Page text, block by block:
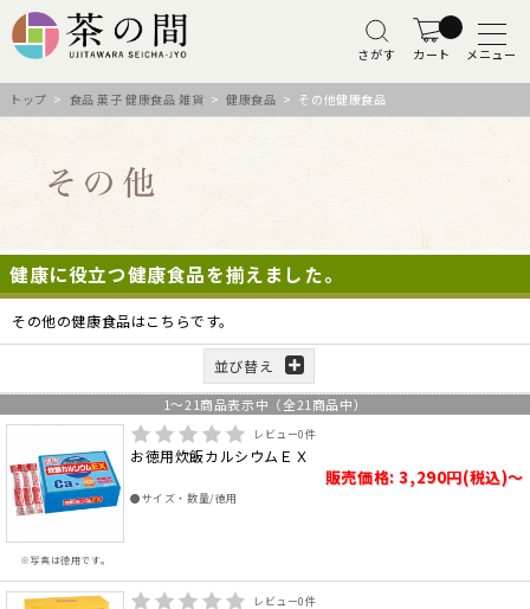
さがす カート メニュー
トップ > 食品 菓子 健康食品 雑貨 >健康食品 > その他健康食品
健康に役立つ健康食品を揃えました。
その他の健康食品はこちらです。
並び替え
1～21商品表示中（全21商品中）
※写真は徳用です。
レビュー0件
お徳用炊飯カルシウムＥＸ
販売価格: 3,290円(税込)～
●サイズ・数量/徳用
レビュー0件